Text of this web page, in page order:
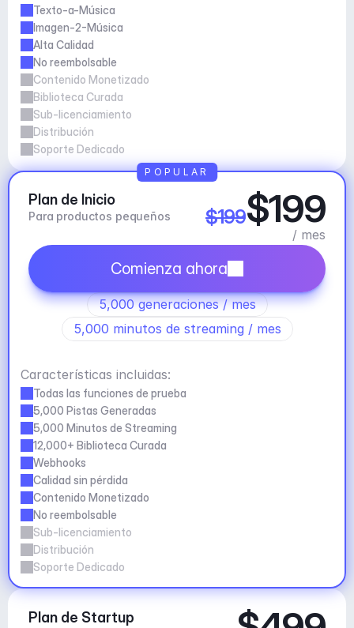
Texto-a-Música
Imagen-2-Música
Alta Calidad
No reembolsable
Contenido Monetizado
Biblioteca Curada
Sub-licenciamiento
Distribución
Soporte Dedicado
Plan de Inicio
Para productos pequeños $199$199
/ mes
Comienza ahora
5,000 generaciones / mes
5,000 minutos de streaming / mes
Características incluidas:
Todas las funciones de prueba
5,000 Pistas Generadas
5,000 Minutos de Streaming
12,000+ Biblioteca Curada
Webhooks
Calidad sin pérdida
Contenido Monetizado
No reembolsable
Sub-licenciamiento
Distribución
Soporte Dedicado
POPULAR
Plan de Startup